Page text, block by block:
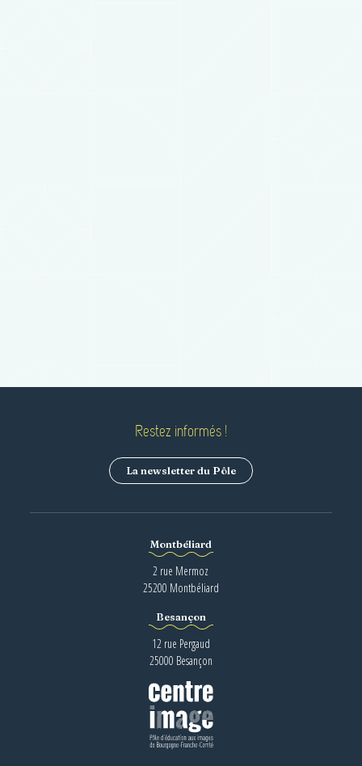
Restez informés !
La newsletter du Pôle
Montbéliard
2 rue Mermoz
25200 Montbéliard
Besançon
12 rue Pergaud
25000 Besançon